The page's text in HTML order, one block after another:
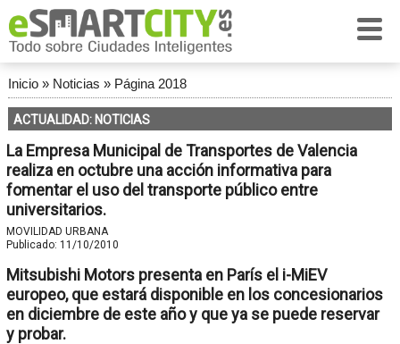
Inicio» Noticias » Página 2018
ACTUALIDAD: NOTICIAS
La Empresa Municipal de Transportes de Valencia
realiza en octubre una acción informativa para
fomentar el uso del transporte público entre
universitarios.
MOVILIDAD URBANA
Publicado: 11/10/2010
Mitsubishi Motors presenta en París el i-MiEV
europeo, que estará disponible en los concesionarios
en diciembre de este año y que ya se puede reservar
y probar.